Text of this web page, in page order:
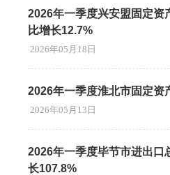
2026年一季度兴安盟固定资
比增长12.7%
2026年05月18日
2026年一季度淮北市固定资
2026年05月13日
2026年一季度毕节市进出口
长107.8%